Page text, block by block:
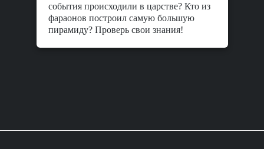
события происходили в царстве? Кто из
фараонов построил самую большую
пирамиду? Проверь свои знания!